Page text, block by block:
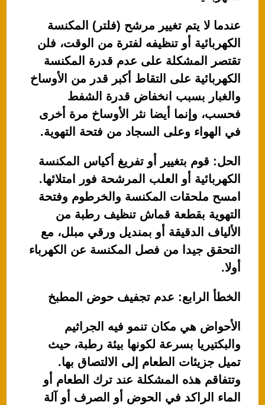
عندما لا يتم تغيير مرشح (فلتر) المكنسة
الكهربائية أو تنظيفه لفترة من الوقت، فلن
تقتصر المشكلة على عدم قدرة المكنسة
الكهربائية على التقاط أكبر قدر من الأوساخ
والغبار بسبب انخفاض قدرة الشفط
فحسب، وإنما أيضا نثر الأوساخ مرة أخرى
في الهواء وعلى السجاد من فتحة التهوية.
الحل: قوم بتغيير أو تفريغ أكياس المكنسة
الكهربائية أو العلب المرشحة فور امتلائها.
امسح ملحقات المكنسة والخرطوم وفتحة
التهوية بقطعة قماش تنظيف رطبة من
الألياف الدقيقة أو بمنديل ورقي مبلل، مع
التحقق جيدا من فصل المكنسة عن الكهرباء
أولا.
الخطأ الرابع: عدم تجفيف حوض المطبخ
الأحواض هي مكان تنمو فيه الجراثيم
والبكتيريا بسرعة لكونها بيئة رطبة، حيث
تميل جزيئات الطعام إلى الالتصاق بها.
وتتفاقم هذه المشكلة عند ترك الطعام أو
الماء الراكد في الحوض أو الصرف أو آلة